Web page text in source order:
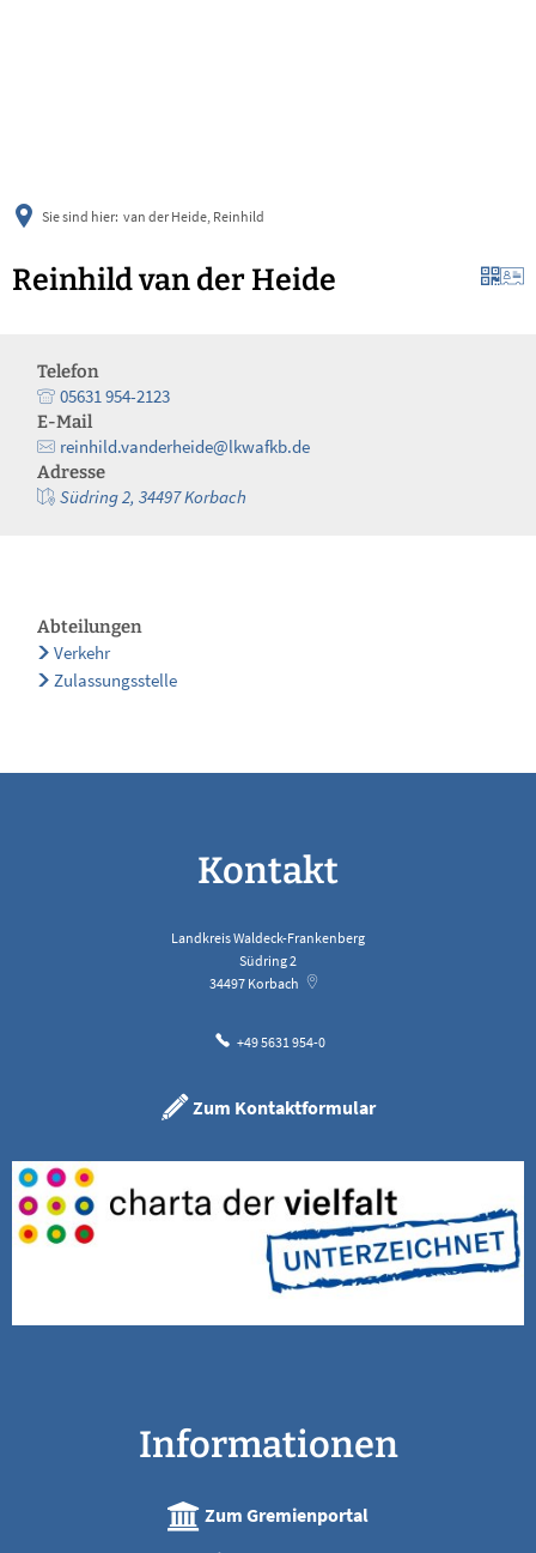
Sie sind hier: van der Heide, Reinhild
Reinhild van der Heide
Telefon
05631 954-2123
E-Mail
reinhild.vanderheide@lkwafkb.de
Adresse
Südring 2, 34497 Korbach
Abteilungen
Verkehr
Zulassungsstelle
Kontakt
Landkreis Waldeck-Frankenberg
Südring 2
34497 Korbach
+49 5631 954-0
Zum Kontaktformular
Informationen
Zum Gremienportal